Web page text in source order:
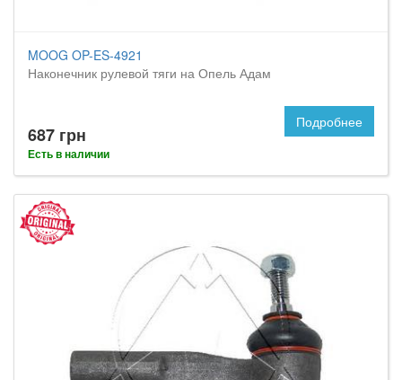
MOOG OP-ES-4921
Наконечник рулевой тяги на Опель Адам
687 грн
Есть в наличии
Подробнее